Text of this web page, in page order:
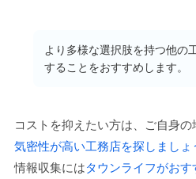
より多様な選択肢を持つ他の
することをおすすめします。
コストを抑えたい方は、ご自身
気密性が高い工務店を探しましょ
情報収集にはタウンライフがおす